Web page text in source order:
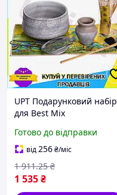
UPT Подарунковий набір
для Best Mix
7 предметів кераміка для
чайної церемонії яп
UPT66-B
Готово до відправки
від256₴/міс
1 535₴
1 911.25 ₴